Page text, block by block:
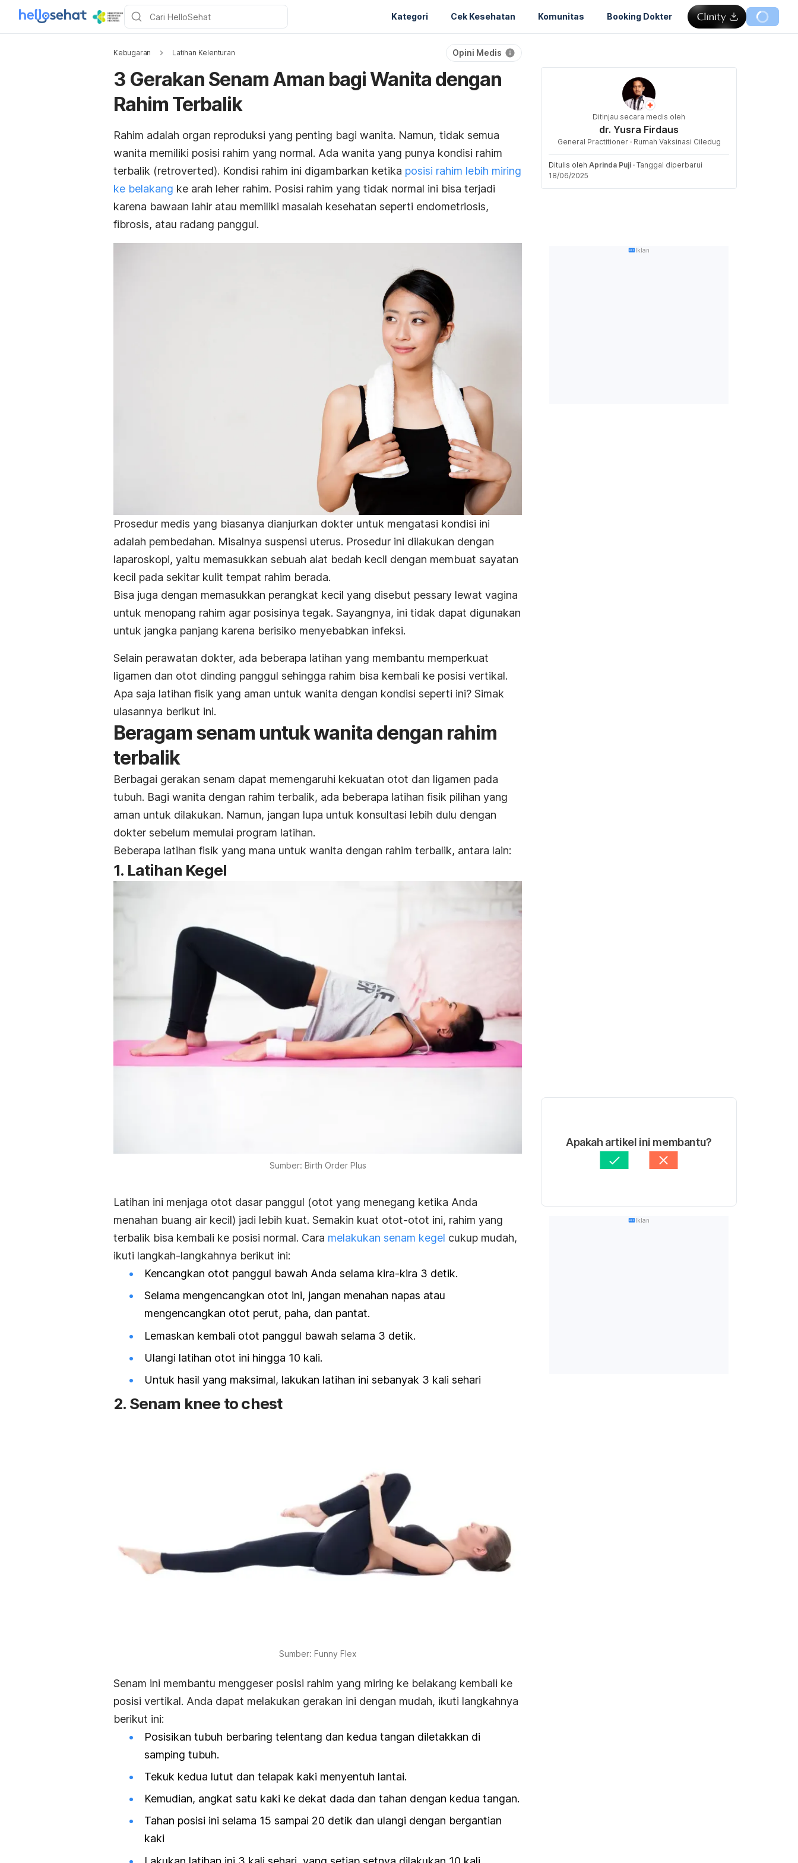
Kategori Cek Kesehatan Komunitas Booking Dokter
Kebugaran Latihan Kelenturan Opini Medis
3 Gerakan Senam Aman bagi Wanita dengan
Rahim Terbalik
Rahim adalah organ reproduksi yang penting bagi wanita. Namun, tidak semua
wanita memiliki posisi rahim yang normal. Ada wanita yang punya kondisi rahim
terbalik (retroverted). Kondisi rahim ini digambarkan ketika posisi rahim lebih miring
ke belakang ke arah leher rahim. Posisi rahim yang tidak normal ini bisa terjadi
karena bawaan lahir atau memiliki masalah kesehatan seperti endometriosis,
fibrosis, atau radang panggul.
Prosedur medis yang biasanya dianjurkan dokter untuk mengatasi kondisi ini
adalah pembedahan. Misalnya suspensi uterus. Prosedur ini dilakukan dengan
laparoskopi, yaitu memasukkan sebuah alat bedah kecil dengan membuat sayatan
kecil pada sekitar kulit tempat rahim berada.
Bisa juga dengan memasukkan perangkat kecil yang disebut pessary lewat vagina
untuk menopang rahim agar posisinya tegak. Sayangnya, ini tidak dapat digunakan
untuk jangka panjang karena berisiko menyebabkan infeksi.
Selain perawatan dokter, ada beberapa latihan yang membantu memperkuat
ligamen dan otot dinding panggul sehingga rahim bisa kembali ke posisi vertikal.
Apa saja latihan fisik yang aman untuk wanita dengan kondisi seperti ini? Simak
ulasannya berikut ini.
Beragam senam untuk wanita dengan rahim
terbalik
Berbagai gerakan senam dapat memengaruhi kekuatan otot dan ligamen pada
tubuh. Bagi wanita dengan rahim terbalik, ada beberapa latihan fisik pilihan yang
aman untuk dilakukan. Namun, jangan lupa untuk konsultasi lebih dulu dengan
dokter sebelum memulai program latihan.
Beberapa latihan fisik yang mana untuk wanita dengan rahim terbalik, antara lain:
1. Latihan Kegel
Sumber: Birth Order Plus
Latihan ini menjaga otot dasar panggul (otot yang menegang ketika Anda
menahan buang air kecil) jadi lebih kuat. Semakin kuat otot-otot ini, rahim yang
terbalik bisa kembali ke posisi normal. Cara melakukan senam kegel cukup mudah,
ikuti langkah-langkahnya berikut ini:
Kencangkan otot panggul bawah Anda selama kira-kira 3 detik.
Selama mengencangkan otot ini, jangan menahan napas atau
mengencangkan otot perut, paha, dan pantat.
Lemaskan kembali otot panggul bawah selama 3 detik.
Ulangi latihan otot ini hingga 10 kali.
Untuk hasil yang maksimal, lakukan latihan ini sebanyak 3 kali sehari
2. Senam knee to chest
Sumber: Funny Flex
Senam ini membantu menggeser posisi rahim yang miring ke belakang kembali ke
posisi vertikal. Anda dapat melakukan gerakan ini dengan mudah, ikuti langkahnya
berikut ini:
Posisikan tubuh berbaring telentang dan kedua tangan diletakkan di
samping tubuh.
Tekuk kedua lutut dan telapak kaki menyentuh lantai.
Kemudian, angkat satu kaki ke dekat dada dan tahan dengan kedua tangan.
Tahan posisi ini selama 15 sampai 20 detik dan ulangi dengan bergantian
kaki
Ditinjau secara medis oleh
dr. Yusra Firdaus
General Practitioner · Rumah Vaksinasi Ciledug
Ditulis oleh Aprinda Puji · Tanggal diperbarui
18/06/2025
Iklan
Apakah artikel ini membantu?
Iklan